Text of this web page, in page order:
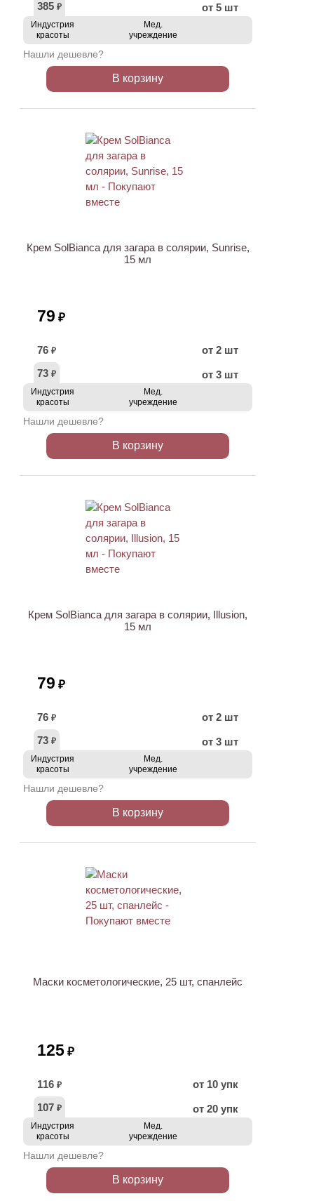
385 ₽ от 5 шт
Индустрия
красоты
Мед.
учреждение
Нашли дешевле?
В корзину
Крем SolBianca для загара в солярии, Sunrise,
15 мл
79 ₽
76 ₽
от 2 шт
73 ₽ от 3 шт
Индустрия
красоты
Мед.
учреждение
Нашли дешевле?
В корзину
Крем SolBianca для загара в солярии, Illusion,
15 мл
79 ₽
76 ₽
от 2 шт
73 ₽ от 3 шт
Индустрия
красоты
Мед.
учреждение
Нашли дешевле?
В корзину
Маски косметологические, 25 шт, спанлейс
125 ₽
116 ₽
от 10 упк
107 ₽ от 20 упк
Индустрия
красоты
Мед.
учреждение
Нашли дешевле?
В корзину